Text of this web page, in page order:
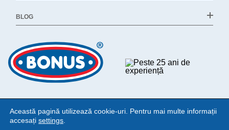
BLOG
Această pagină utilizează cookie-uri. Pentru mai multe informații
accesați settings